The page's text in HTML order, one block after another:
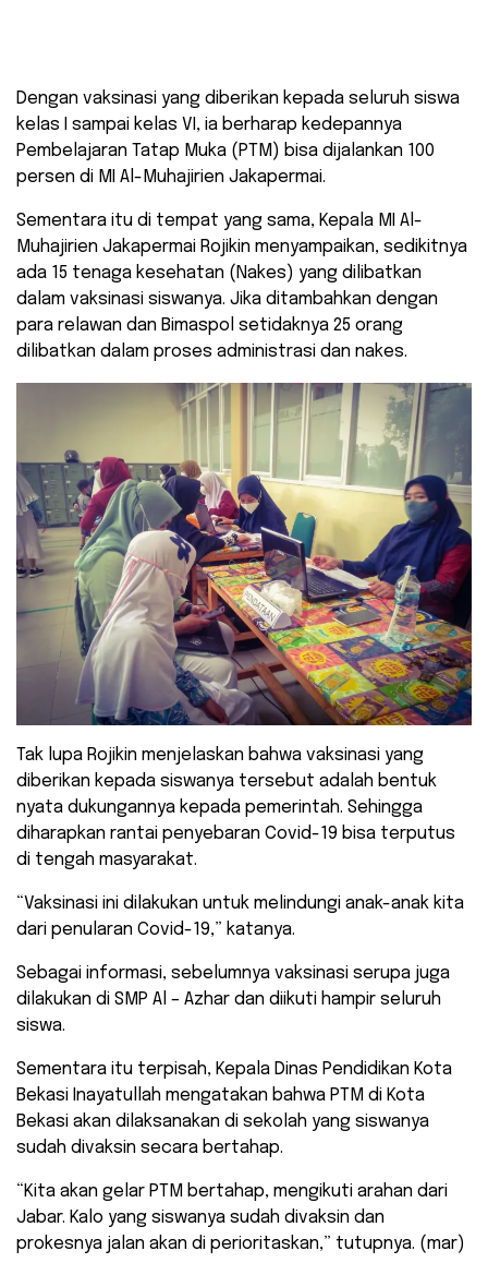
Dengan vaksinasi yang diberikan kepada seluruh siswa
kelas I sampai kelas VI, ia berharap kedepannya
Pembelajaran Tatap Muka (PTM) bisa dijalankan 100
persen di MI Al-Muhajirien Jakapermai.
Sementara itu di tempat yang sama, Kepala MI Al-
Muhajirien Jakapermai Rojikin menyampaikan, sedikitnya
ada 15 tenaga kesehatan (Nakes) yang dilibatkan
dalam vaksinasi siswanya. Jika ditambahkan dengan
para relawan dan Bimaspol setidaknya 25 orang
dilibatkan dalam proses administrasi dan nakes.
Tak lupa Rojikin menjelaskan bahwa vaksinasi yang
diberikan kepada siswanya tersebut adalah bentuk
nyata dukungannya kepada pemerintah. Sehingga
diharapkan rantai penyebaran Covid-19 bisa terputus
di tengah masyarakat.
“Vaksinasi ini dilakukan untuk melindungi anak-anak kita
dari penularan Covid-19,” katanya.
Sebagai informasi, sebelumnya vaksinasi serupa juga
dilakukan di SMP Al – Azhar dan diikuti hampir seluruh
siswa.
Sementara itu terpisah, Kepala Dinas Pendidikan Kota
Bekasi Inayatullah mengatakan bahwa PTM di Kota
Bekasi akan dilaksanakan di sekolah yang siswanya
sudah divaksin secara bertahap.
“Kita akan gelar PTM bertahap, mengikuti arahan dari
Jabar. Kalo yang siswanya sudah divaksin dan
prokesnya jalan akan di perioritaskan,” tutupnya. (mar)